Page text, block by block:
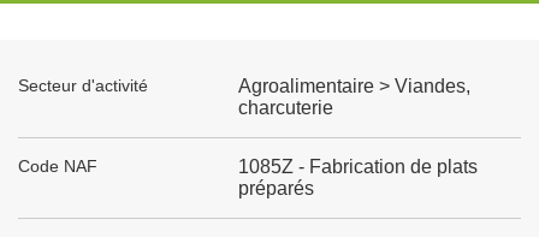
Secteur d'activité
Agroalimentaire > Viandes,
charcuterie
Code NAF
1085Z - Fabrication de plats
préparés